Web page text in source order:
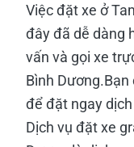
Việc đặt xe ở
đây đã dễ dàng
vấn và gọi xe
Bình
để đặt ngay
Dịch vụ đặt xe